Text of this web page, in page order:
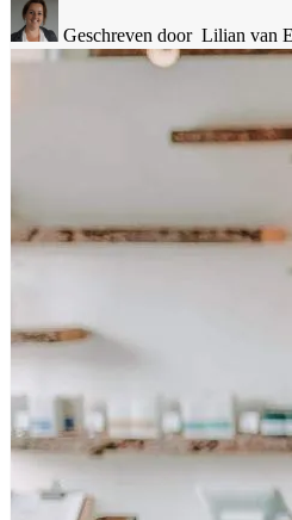
Geschreven door Lilian van